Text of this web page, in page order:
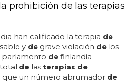
prohibición de las terapias
han calificado la terapia de
y de grave violación de los
parlamento de finlandia
de las terapias de
que un número abrumador de